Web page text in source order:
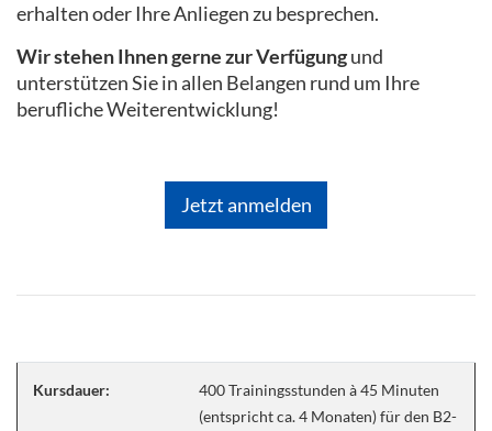
erhalten oder Ihre Anliegen zu besprechen.
Wir stehen Ihnen gerne zur Verfügungund
unterstützen Sie in allen Belangen rund um Ihre
berufliche Weiterentwicklung!
Jetzt anmelden
Kursdauer:
400 Trainingsstunden à 45 Minuten
(entspricht ca. 4 Monaten) für den B2-